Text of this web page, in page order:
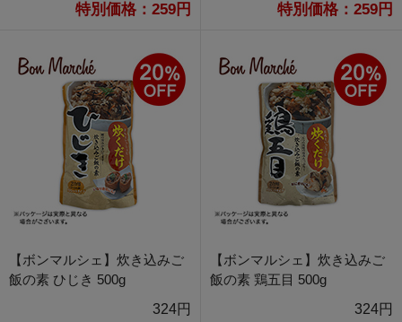
特別価格：259円 特別価格：259円
【ボンマルシェ】炊き込みご
飯の素 ひじき 500g
324円
【ボンマルシェ】炊き込みご
飯の素 鶏五目 500g
324円